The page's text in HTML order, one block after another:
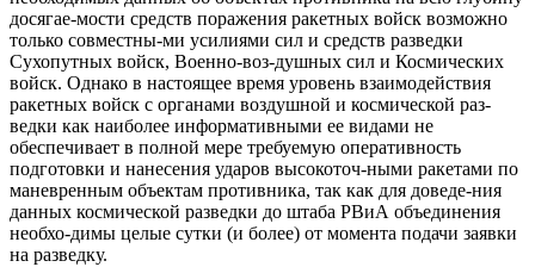
досягае-мости средств поражения ракетных войск возможно
только совместны-ми усилиями сил и средств разведки
Сухопутных войск, Военно-воз-душных сил и Космических
войск. Однако в настоящее время уровень взаимодействия
ракетных войск с органами воздушной и космической раз-
ведки как наиболее информативными ее видами не
обеспечивает в полной мере требуемую оперативность
подготовки и нанесения ударов высокоточ-ными ракетами по
маневренным объектам противника, так как для доведе-ния
данных космической разведки до штаба РВиА объединения
необхо-димы целые сутки (и более) от момента подачи заявки
на разведку.